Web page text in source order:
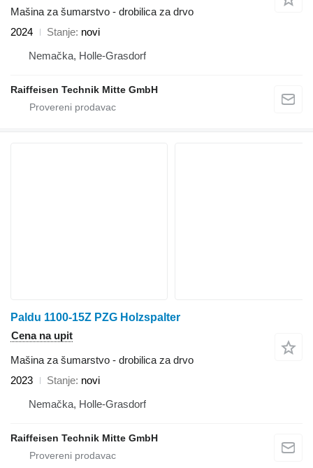
Mašina za šumarstvo - drobilica za drvo
2024
Stanje novi
Nemačka, Holle-Grasdorf
Raiffeisen Technik Mitte GmbH
Paldu 1100-15Z PZG Holzspalter
Cena na upit
Mašina za šumarstvo - drobilica za drvo
2023
Stanje novi
Nemačka, Holle-Grasdorf
Raiffeisen Technik Mitte GmbH